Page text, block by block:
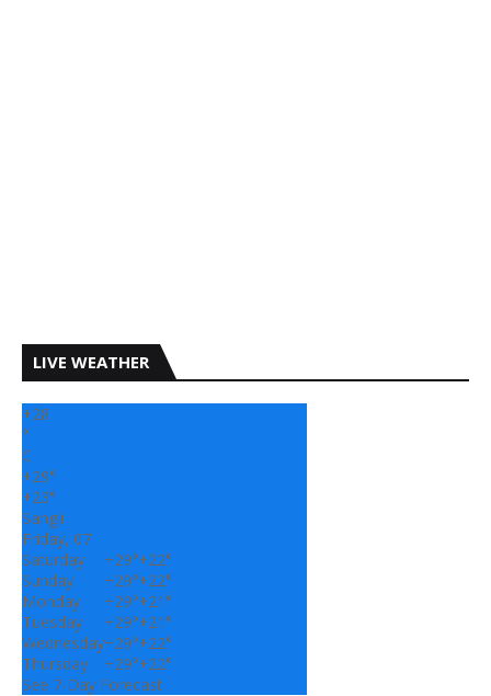
LIVE WEATHER
+28
°
C
+29°
+23°
Sangli
Friday, 07
Saturday
+29°+22°
Sunday
+29°+22°
Monday
+29°+21°
Tuesday
+29°+21°
Wednesday+29°+22°
Thursday
+29°+22°
See 7-Day Forecast